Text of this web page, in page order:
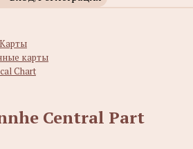
Карты
карты
Chart
Central Part